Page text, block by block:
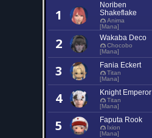
1
Noriben
Shakeflake
Anima
[Mana]
2 Wakaba Deco
Chocobo
[Mana]
3 Fania Eckert
Titan
[Mana]
4 Knight Emperor
Titan
[Mana]
5 Faputa Rook
Ixion
[Mana]